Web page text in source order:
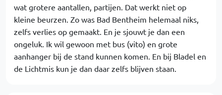
wat grotere aantallen, partijen. Dat werkt niet op
kleine beurzen. Zo was Bad Bentheim helemaal niks,
zelfs verlies op gemaakt. En je sjouwt je dan een
ongeluk. Ik wil gewoon met bus (vito) en grote
aanhanger bij de stand kunnen komen. En bij Bladel en
de Lichtmis kun je dan daar zelfs blijven staan.